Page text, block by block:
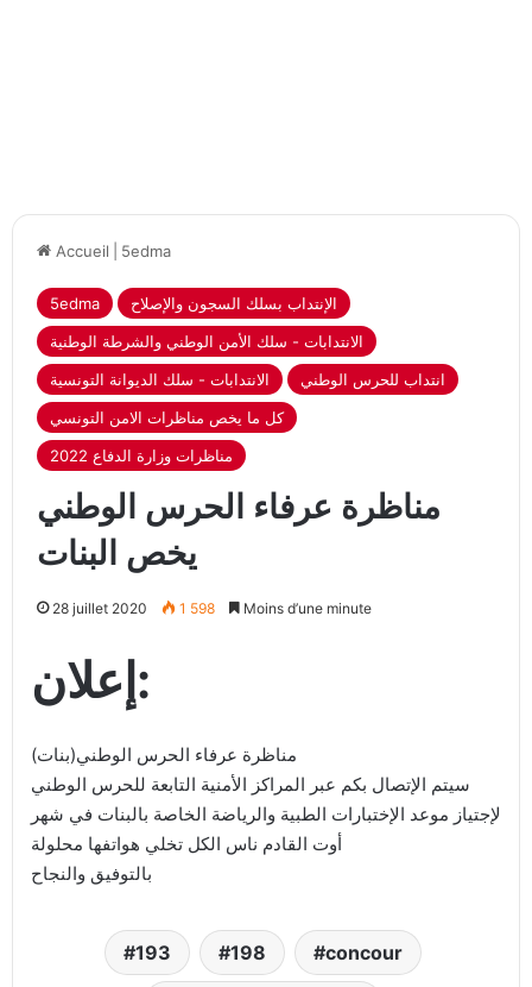
Accueil 5edma
5edma
الإنتداب بسلك السجون والإصلاح
الانتدابات - سلك الأمن الوطني والشرطة الوطنية
الانتدابات - سلك الديوانة التونسية
انتداب للحرس الوطني
كل ما يخص مناظرات الامن التونسي
مناظرات وزارة الدفاع 2022
مناظرة عرفاء الحرس الوطني
يخص البنات
28 juillet 2020 1 598 Moins d’une minute
إعلان:
مناظرة عرفاء الحرس الوطني(بنات)
سيتم الإتصال بكم عبر المراكز الأمنية التابعة للحرس الوطني
لإجتياز موعد الإختبارات الطبية والرياضة الخاصة بالبنات في شهر
أوت القادم ناس الكل تخلي هواتفها محلولة
بالتوفيق والنجاح
193 198 concour